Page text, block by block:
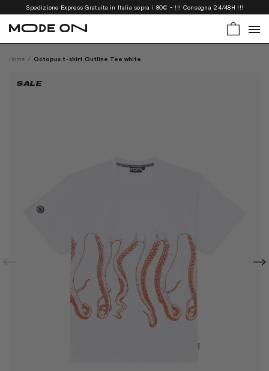
Spedizione Express Gratuita in Italia sopra i 80€ - !!! Consegna 24/48H !!!
Home / Octopus t-shirt Outline Tee white
SALE